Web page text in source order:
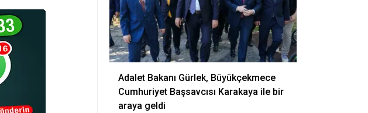
Adalet Bakanı Gürlek, Büyükçekmece
Cumhuriyet Başsavcısı Karakaya ile bir
araya geldi